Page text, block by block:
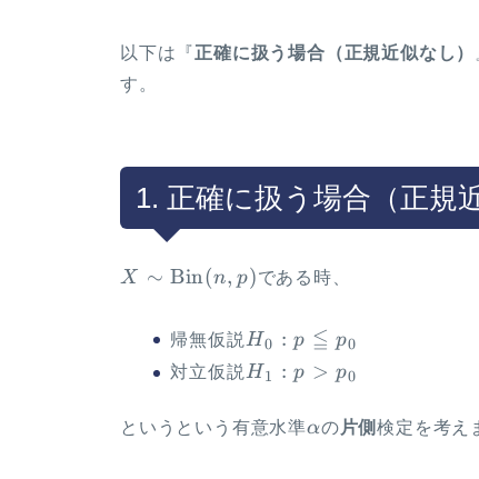
以下は『正確に扱う場合（正規近似なし）
す。
1. 正確に扱う場合（正規
X \sim
X ∼ Bin(n, p)である時、
帰無仮説H_0:
p
\leqq
p_0
H0 : p ≦ p0
対立仮説H_1:
\gt
H1 : p > p0
というという有意水準\alpha
αの 片側検定を考え